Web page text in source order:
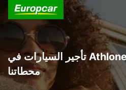
تأجير السيارات في Athlone : اكتشف جميع
محطاتنا